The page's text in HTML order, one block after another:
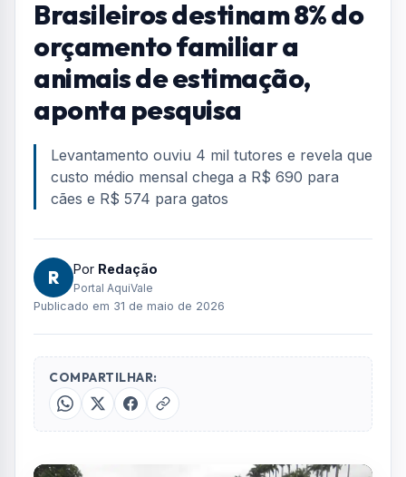
Publicado em 31 de maio de 2026
COMPARTILHAR:
FOTO: AQUIVALE/IMAGENS
orçamento mensal da família com animais de